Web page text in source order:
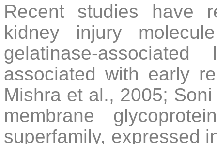
Recent studies have
kidney injury
gelatinase-
associated with early
Mishra et al., 2005;
membrane
superfamily, expressed